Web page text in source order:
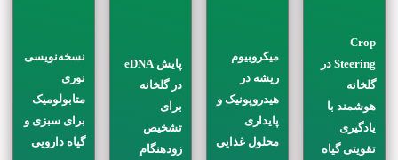
Crop
Steering در
گلخانه
هوشمند با
یادگیری
تقویتی گیاه
میکروبیوم
ریشه در
هیدروپونیک و
پایداری
محلول غذایی
پایش eDNA
در گلخانه
برای
تشخیص
زودهنگام
نسخه‌نویسی
نوری
متابولومیک
برای سبزی و
گیاه دارویی